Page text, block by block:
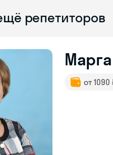
репетиторов
от